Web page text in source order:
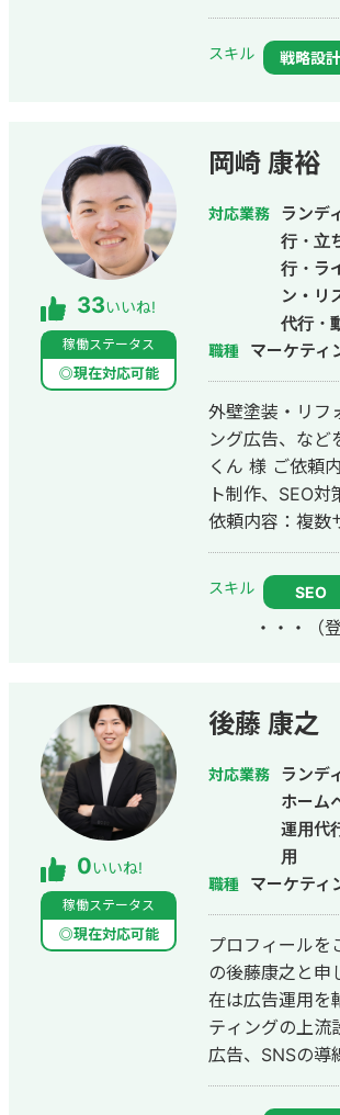
改善、広告運用
た。 現在は独立し、Meta広告・Google広告を中心とした広告運用代行から、
広告で獲得し
のLINE運用・
あります。 広告で集客して終わりではなく、LINE登録後の相談率・申込率・成
約率まで数字を
ながる運用を
スキル 戦略設計
33いいね!
稼働ステータス
◎現在対応可能
岡崎 康裕
対応業務
ランデ
行・立
行・ラ
ン・リ
代行・
職種 マーケティ
外壁塗装・リフ
ング広告、などを行うWeb集
くん 様 ご依頼
ト制作、SEO対策、リ
依頼内容：複数サ
ポレーション（
ト制作、SEO対策、リ
例 「東村山市商工
上位表示 ・「
後、札幌市で老
転職し、10年
業だったマーケ
成。「トソー
アップを実現 【略歴】 2018年〜2021年 ・外壁塗装会社の集客のプロとして個
人事業主で活動 2022年〜 ・トソーマ株式会社 代表取締役 >リフォーム
業・建設業の
qr/2000788262-
https://tosoma.co.jp 無料で相談も受け付けています。 興
でお気軽にご
スキル SEO
・・・ （
0いいね!
稼働ステータス
◎現在対応可能
後藤 康之
対応業務
ランデ
ホーム
運用代
用
職種 マーケティ
プロフィール
の後藤康之と申します。 新卒でWeb広告代理店に入
在は広告運用を
ティングの上流設
広告、SNSの導
SEO・SNSで
の全体フローの設計・実行